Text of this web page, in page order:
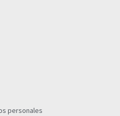
personales